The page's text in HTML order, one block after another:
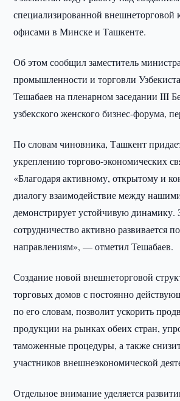
специализированной внешнеторговой
офисами в Минске и Ташкенте.
Об этом сообщил заместитель
промышленности и торговли
Тешабаев на пленарном заседании III
узбекского женского бизнес-форума,
По словам чиновника, Ташкент
укреплению торгово-экономических
«Благодаря активному, открытому и
диалогу взаимодействие между
демонстрирует устойчивую динамику.
сотрудничество активно развивается
направлениям», — отметил Тешабаев.
Создание новой внешнеторговой
торговых домов с постоянно
по его словам, позволит ускорить
продукции на рынках обеих стран,
таможенные процедуры, а также
участников внешнеэкономической
Отдельное внимание уделяется